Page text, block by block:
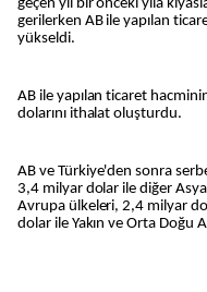
geçen yıl bir önceki yıla
gerilerken AB ile yapılan
yükseldi.
AB ile yapılan ticaret
dolarını ithalat oluşturdu.
AB ve Türkiye'den sonra
3,4 milyar dolar ile diğer
Avrupa ülkeleri, 2,4 milyar
dolar ile Yakın ve Orta Doğu